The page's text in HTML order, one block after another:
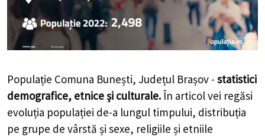
Populație Comuna Bunești, Județul Brașov - statistici
demografice, etnice și culturale.În articol vei regăsi
evoluția populației de-a lungul timpului, distribuția
pe grupe de vârstă și sexe, religiile și etniile